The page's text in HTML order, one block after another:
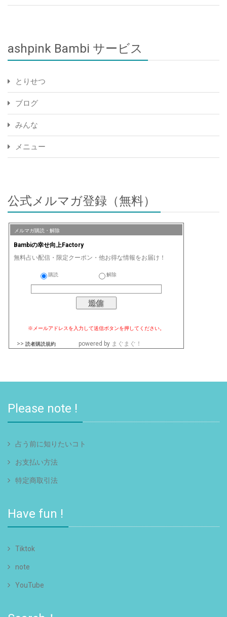
ashpink Bambi サービス
とりせつ
ブログ
みんな
メニュー
公式メルマガ登録（無料）
メルマガ購読・解除
Bambiの幸せ向上Factory
無料占い配信・限定クーポン・他お得な情報をお届け！
購読 解除
※メールアドレスを入力して送信ボタンを押してください。
>> 読者購読規約 powered by まぐまぐ！
Please note !
占う前に知りたいコト
お支払い方法
特定商取引法
Have fun !
Tiktok
note
YouTube